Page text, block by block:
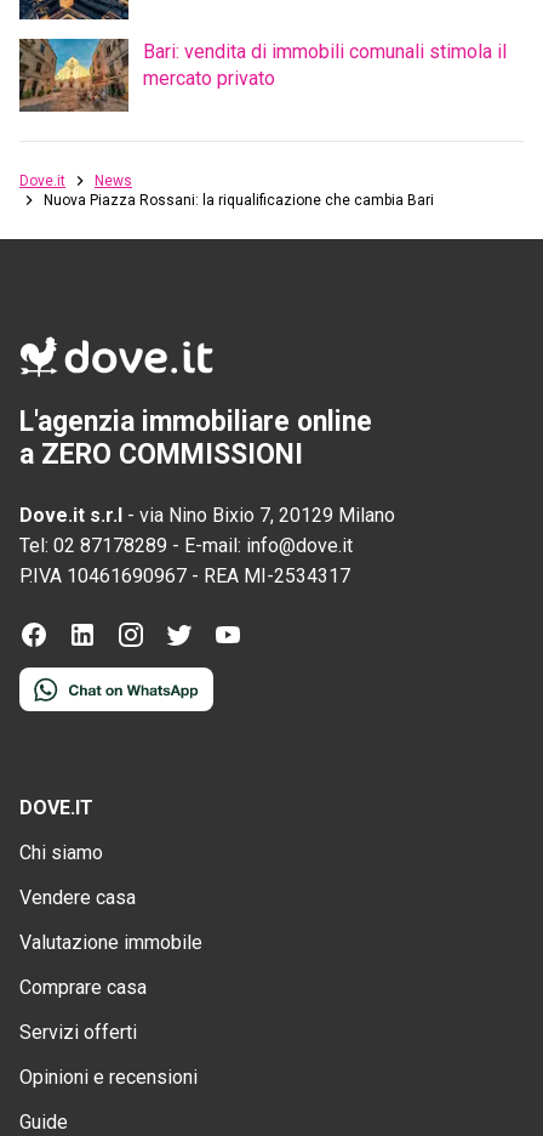
Bari: vendita di immobili comunali stimola il
mercato privato
Dove.it
News
Nuova Piazza Rossani: la riqualificazione che cambia Bari
L'agenzia immobiliare online
a ZERO COMMISSIONI
Dove.it s.r.l - via Nino Bixio 7, 20129 Milano
Tel: 02 87178289 - E-mail: info@dove.it
P.IVA 10461690967 - REA MI-2534317
DOVE.IT
Chi siamo
Vendere casa
Valutazione immobile
Comprare casa
Servizi offerti
Opinioni e recensioni
Guide